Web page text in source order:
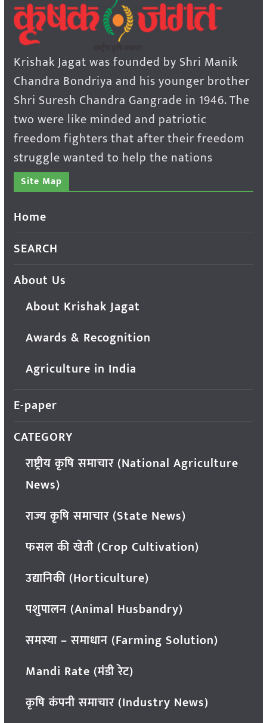
Krishak Jagat was founded by Shri Manik
Chandra Bondriya and his younger brother
Shri Suresh Chandra Gangrade in 1946. The
two were like minded and patriotic
freedom fighters that after their freedom
struggle wanted to help the nations
Site Map
Home
SEARCH
About Us
About Krishak Jagat
Awards & Recognition
Agriculture in India
E-paper
CATEGORY
राष्ट्रीय कृषि समाचार (National Agriculture
News)
राज्य कृषि समाचार (State News)
फसल की खेती (Crop Cultivation)
उद्यानिकी (Horticulture)
पशुपालन (Animal Husbandry)
समस्या – समाधान (Farming Solution)
Mandi Rate (मंडी रेट)
कृषि कंपनी समाचार (Industry News)